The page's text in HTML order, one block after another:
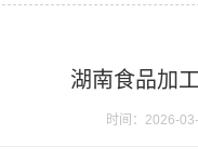
湖南食品加
时间：2026-